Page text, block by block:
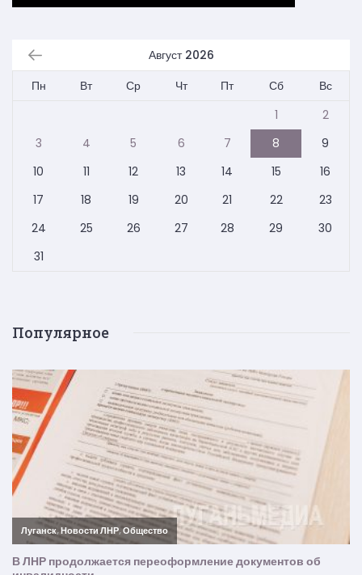
Август 2026
Пн
Вт Ср Чт Пт Сб
Вс
1
2
3
4 5 6 7 8
9
10
11 12 13 14 15
16
17
18 19 20 21 22
23
24
25 26 27 28 29
30
31
Популярное